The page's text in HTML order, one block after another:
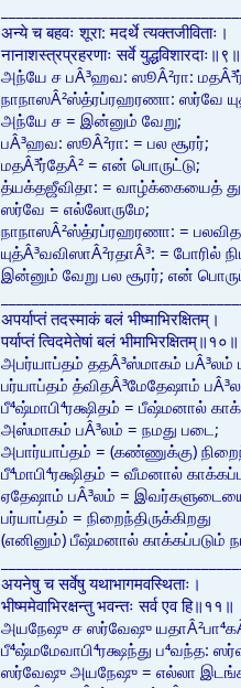
अन्ये च बहवः शूरा: मदर्थे त्यक्तजीविताः।
नानाशस्त्रप्रहरणाः सर्वे युद्धविशारदाः॥९॥
அந்யே ச பÂ³ஹவ: ஸூÂ²ரா:
நாநாஸÂ²ஸ்த்ரப்ரஹரணா: ஸர்வே
அந்யே ச = இன்னும் வேறு;
பÂ³ஹவ: ஸூÂ²ரா: = பல சூரர்;
மதÂ³ர்தேÂ² = என் பொருட்டு;
த்யக்தஜீவிதா: = வாழ்க்கையைத்
ஸர்வே = எல்லோருமே;
நாநாஸÂ²ஸ்த்ரப்ரஹரணா: =
யுத்Â³வவிஸாÂ²ரதாÂ³: = போரில்
இன்னும் வேறு பல சூரர்; என்
अपर्याप्तं तदस्माकं बलं भीष्माभिरक्षितम्।
पर्याप्तं त्विदमेतेषां बलं भीमाभिरक्षितम्॥१०॥
அபர்யாப்தம் ததÂ³ஸ்மாகம் பÂ³லம்
பர்யாப்தம் த்விதÂ³மேதேஷாம்
பீ⁴ஷ்மாபி⁴ரக்ஷிதம் = பீஷ்மனால்
அஸ்மாகம் பÂ³லம் = நமது படை;
அபார்யாப்தம் = (கண்ணுக்கு)
பீ⁴மாபி⁴ரக்ஷிதம் = வீமனால்
ஏதேஷாம் பÂ³லம் =
பர்யாப்தம் = நிறைந்திருக்கிறது
(எனினும்) பீஷ்மனால் காக்கப்படும்
अयनेषु च सर्वेषु यथाभागमवस्थिताः।
भीष्ममेवाभिरक्षन्तु भवन्तः सर्व एव हि॥११॥
அயநேஷு ச ஸர்வேஷு
பீ⁴ஷ்மமேவாபி⁴ரக்ஷந்து ப⁴வந்த:
ஸர்வேஷு அயநேஷு = எல்லா